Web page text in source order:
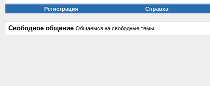
Регистрация
Справка
Свободное общение Общаемся на свободные темы.